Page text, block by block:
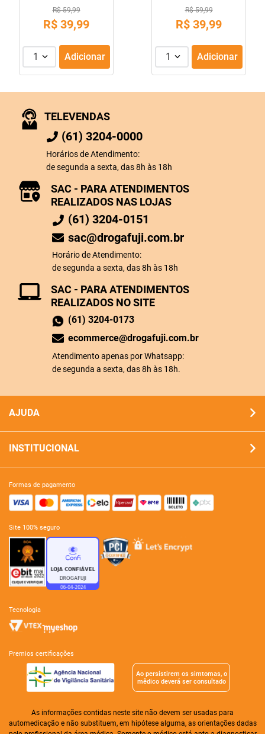
R$ 59,99
R$ 39,99
1 Adicionar
R$ 59,99
R$ 39,99
1 Adicionar
TELEVENDAS
(61) 3204-0000
Horários de Atendimento:
de segunda a sexta, das 8h às 18h
SAC - PARA ATENDIMENTOS
REALIZADOS NO SITE
(61) 3204-0173
ecommerce@drogafuji.com.br
Atendimento apenas por Whatsapp:
de segunda a sexta, das 8h às 18h.
SAC - PARA ATENDIMENTOS
REALIZADOS NAS LOJAS
(61) 3204-0151
sac@drogafuji.com.br
Horário de Atendimento:
de segunda a sexta, das 8h às 18h
AJUDA
INSTITUCIONAL
formas de pagamento
site 100% seguro
tecnologia
premios certificações
Ao persistirem os simtomas, o
mêdico deverá ser consultado
As informações contidas neste site não devem ser usadas para
automedicação e não substituem, em hipótese alguma, as orientações dadas